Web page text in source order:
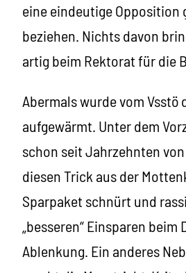
eine eindeutige Opposition
beziehen. Nichts davon
artig beim Rektorat für die
Abermals wurde vom
aufgewärmt. Unter dem
schon seit Jahrzehnten
diesen Trick aus der
Sparpaket schnürt und
„besseren“ Einsparen
Ablenkung. Ein anderes